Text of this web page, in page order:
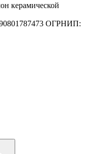
керамической
ОГРНИП: